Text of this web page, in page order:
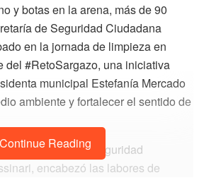
y botas en la arena, más de 90
de Seguridad Ciudadana
en la jornada de limpieza en
del #RetoSargazo, una iniciativa
municipal Estefanía Mercado
ambiente y fortalecer el sentido de
el secretario de Seguridad
encabezó las labores de
Continue Reading